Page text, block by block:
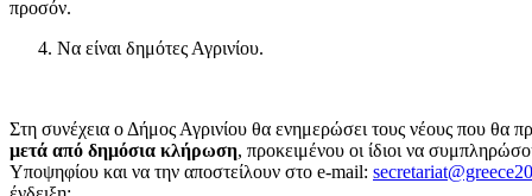
προσόν.
Να είναι δημότες Αγρινίου.
Στη συνέχεια ο Δήμος Αγρινίου θα ενημερώσει τους νέους που θα
μετά από δημόσια κλήρωση, προκειμένου οι ίδιοι να
Υποψηφίου και να την αποστείλουν στο e-mail: